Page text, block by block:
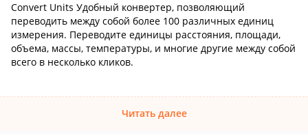
Convert Units Удобный конвертер, позволяющий
переводить между собой более 100 различных единиц
измерения. Переводите единицы расстояния, площади,
объема, массы, температуры, и многие другие между собой
всего в несколько кликов.
Читать далее